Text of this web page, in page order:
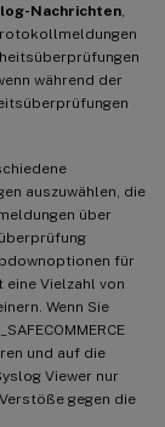
Nachrichten
während der
auszuwählen, die
über
für
eine Vielzahl von
Wenn Sie
und auf die
Viewer nur
gegen die